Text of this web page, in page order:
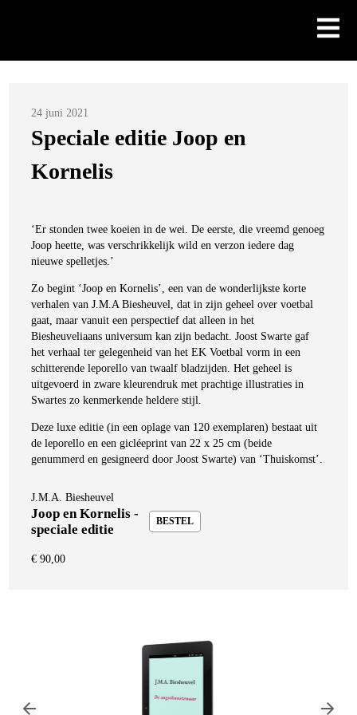
Posted
on
24 juni 2021
Speciale editie Joop en
Kornelis
‘Er stonden twee koeien in de wei. De eerste, die vreemd genoeg
Joop heette, was verschrikkelijk wild en verzon iedere dag
nieuwe spelletjes.’
Zo begint ‘Joop en Kornelis’, een van de wonderlijkste korte
verhalen van J.M.A Biesheuvel, dat in zijn geheel over voetbal
gaat, maar vanuit een perspectief dat alleen in het
Biesheuveliaans universum kan zijn bedacht. Joost Swarte gaf
het verhaal ter gelegenheid van het EK Voetbal vorm in een
schitterende leporello van twaalf bladzijden. Het geheel is
uitgevoerd in zware kleurendruk met prachtige illustraties in
Swartes zo kenmerkende heldere stijl.
Deze luxe editie (in een oplage van 120 exemplaren) bestaat uit
de leporello en een gicléeprint van 22 x 25 cm (beide
genummerd en gesigneerd door Joost Swarte) van ‘Thuiskomst’.
J.M.A. Biesheuvel
Joop en Kornelis -
speciale editie
€ 90,00
BESTEL